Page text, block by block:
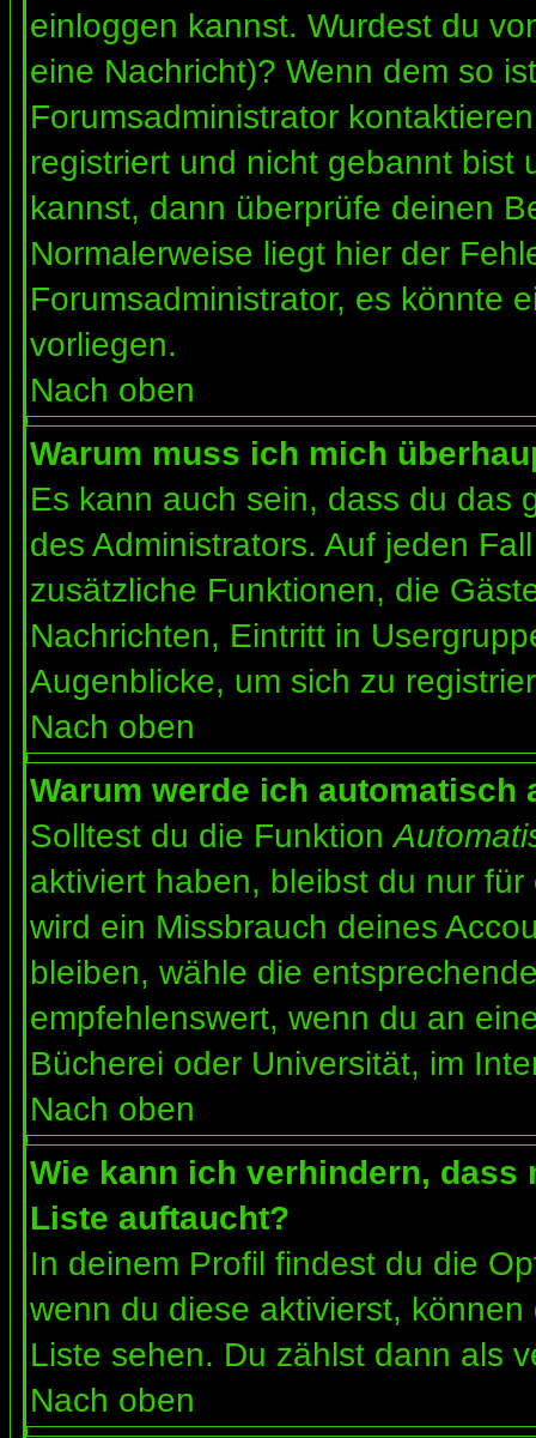
einloggen kannst. Wurdest du
eine Nachricht)? Wenn dem so
Forumsadministrator
registriert und nicht gebannt bist
kannst, dann überprüfe deinen
Normalerweise liegt hier der
Forumsadministrator, es könnte
vorliegen.
Nach oben
Warum muss ich mich
Es kann auch sein, dass du das
des Administrators. Auf jeden
zusätzliche Funktionen, die
Nachrichten, Eintritt in
Augenblicke, um sich zu
Nach oben
Warum werde ich automatisch
Solltest du die Funktion
aktiviert haben, bleibst du nur
wird ein Missbrauch deines
bleiben, wähle die
empfehlenswert, wenn du an
Bücherei oder Universität, im
Nach oben
Wie kann ich verhindern, dass
Liste auftaucht?
In deinem Profil findest du die
wenn du diese aktivierst,
Liste sehen. Du zählst dann als
Nach oben